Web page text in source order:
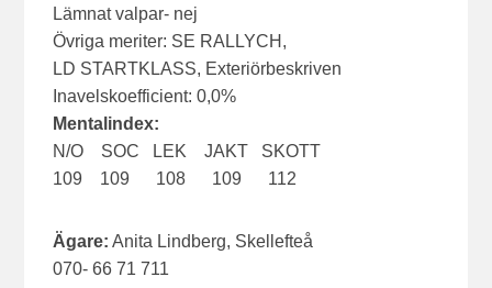
Lämnat valpar- nej
Övriga meriter: SE RALLYCH,
LD STARTKLASS, Exteriörbeskriven
Inavelskoefficient: 0,0%
Mentalindex:
N/O SOC LEK JAKT SKOTT
109 109 108 109 112
Ägare: Anita Lindberg, Skellefteå
070- 66 71 711